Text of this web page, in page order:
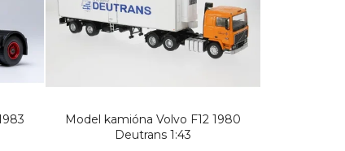
e
Model kamióna Volvo F12 1980
Deutrans 1:43